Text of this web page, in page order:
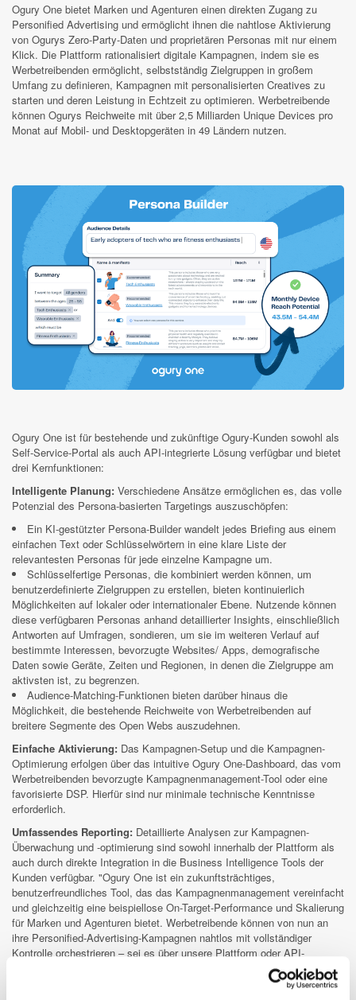
Ogury One bietet Marken und Agenturen einen direkten Zugang zu
Personified Advertising und ermöglicht ihnen die nahtlose Aktivierung
von Ogurys Zero-Party-Daten und proprietären Personas mit nur einem
Klick. Die Plattform rationalisiert digitale Kampagnen, indem sie es
Werbetreibenden ermöglicht, selbstständig Zielgruppen in großem
Umfang zu definieren, Kampagnen mit personalisierten Creatives zu
starten und deren Leistung in Echtzeit zu optimieren. Werbetreibende
können Ogurys Reichweite mit über 2,5 Milliarden Unique Devices pro
Monat auf Mobil- und Desktopgeräten in 49 Ländern nutzen.
Ogury One ist für bestehende und zukünftige Ogury-Kunden sowohl als
Self-Service-Portal als auch API-integrierte Lösung verfügbar und bietet
drei Kernfunktionen:
Intelligente Planung: Verschiedene Ansätze ermöglichen es, das volle
Potenzial des Persona-basierten Targetings auszuschöpfen:
Ein KI-gestützter Persona-Builder wandelt jedes Briefing aus einem
einfachen Text oder Schlüsselwörtern in eine klare Liste der
relevantesten Personas für jede einzelne Kampagne um.
Schlüsselfertige Personas, die kombiniert werden können, um
benutzerdefinierte Zielgruppen zu erstellen, bieten kontinuierlich
Möglichkeiten auf lokaler oder internationaler Ebene. Nutzende können
diese verfügbaren Personas anhand detaillierter Insights, einschließlich
Antworten auf Umfragen, sondieren, um sie im weiteren Verlauf auf
bestimmte Interessen, bevorzugte Websites/ Apps, demografische
Daten sowie Geräte, Zeiten und Regionen, in denen die Zielgruppe am
aktivsten ist, zu begrenzen.
Audience-Matching-Funktionen bieten darüber hinaus die
Möglichkeit, die bestehende Reichweite von Werbetreibenden auf
breitere Segmente des Open Webs auszudehnen.
Einfache Aktivierung: Das Kampagnen-Setup und die Kampagnen-
Optimierung erfolgen über das intuitive Ogury One-Dashboard, das vom
Werbetreibenden bevorzugte Kampagnenmanagement-Tool oder eine
favorisierte DSP. Hierfür sind nur minimale technische Kenntnisse
erforderlich.
Umfassendes Reporting: Detaillierte Analysen zur Kampagnen-
Überwachung und -optimierung sind sowohl innerhalb der Plattform als
auch durch direkte Integration in die Business Intelligence Tools der
Kunden verfügbar. "Ogury One ist ein zukunftsträchtiges,
benutzerfreundliches Tool, das das Kampagnenmanagement vereinfacht
und gleichzeitig eine beispiellose On-Target-Performance und Skalierung
für Marken und Agenturen bietet. Werbetreibende können von nun an
ihre Personified-Advertising-Kampagnen nahtlos mit vollständiger
Kontrolle orchestrieren – sei es über unsere Plattform oder API-
Integrationen," sagt Jan Heumüller, Managing Director Central Europe
bei Ogury. "Diese transformative Lösung ist ein bedeutender Meilenstein